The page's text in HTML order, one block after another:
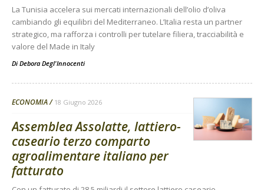
La Tunisia accelera sui mercati internazionali dell’olio d’oliva
cambiando gli equilibri del Mediterraneo. L’Italia resta un partner
strategico, ma rafforza i controlli per tutelare filiera, tracciabilità e
valore del Made in Italy
Di Debora Degl'Innocenti
ECONOMIA 18 Giugno 2026
Assemblea Assolatte, lattiero-
caseario terzo comparto
agroalimentare italiano per
fatturato